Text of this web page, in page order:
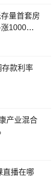
量首套房
1000
款利率
产业混合
直播在哪